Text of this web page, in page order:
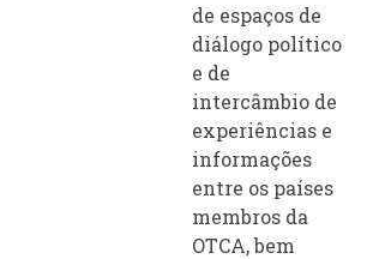
de espaços de
diálogo político
e de
intercâmbio de
experiências e
informações
entre os países
membros da
OTCA, bem